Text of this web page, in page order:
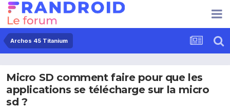
Archos 45 Titanium
Micro SD comment faire pour que les
applications se télécharge sur la micro
sd ?